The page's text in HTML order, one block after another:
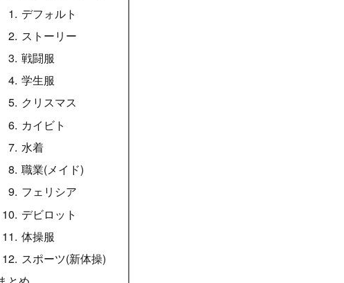
Steam版Champion Edition Upgrade Kit + Season 5
になります。このキットには残念ながらCPTのコスチ
目次
脱衣とは
メナト全コスチューム
デフォルト
ストーリー
戦闘服
学生服